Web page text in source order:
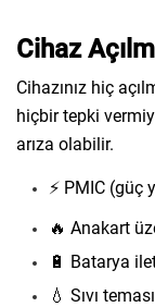
Cihaz
Cihazınız hiç
hiçbir tepki
arıza olabilir.
⚡ PMIC (güç
🔥 Anakart
🔋 Batarya
💧 Sıvı